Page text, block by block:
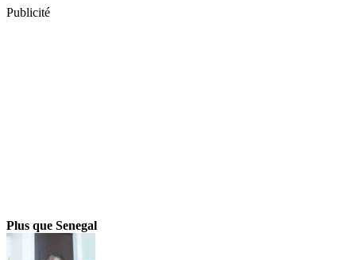
Publicité
Plus que Senegal